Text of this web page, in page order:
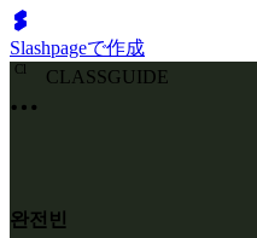
Slashpageで作成
Cl CLASSGUIDE
완전빈